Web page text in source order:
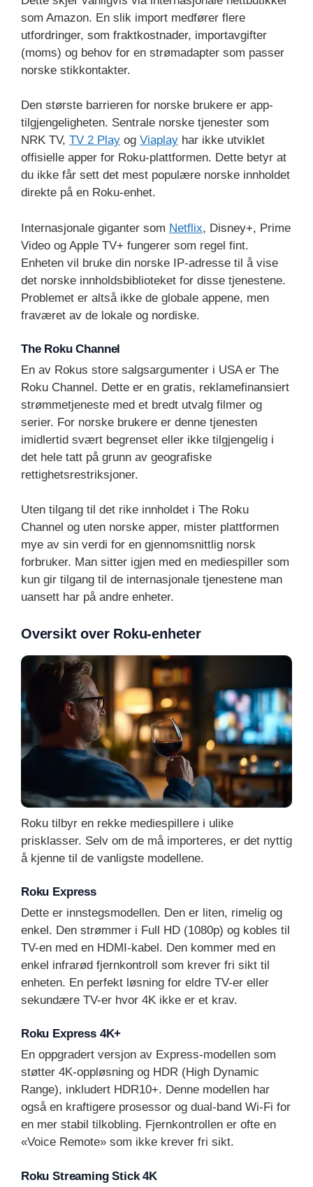
som Amazon. En slik import medfører flere
utfordringer, som fraktkostnader, importavgifter
(moms) og behov for en strømadapter som passer
norske stikkontakter.
Den største barrieren for norske brukere er app-
tilgjengeligheten. Sentrale norske tjenester som
NRK TV, TV 2 Play og Viaplay har ikke utviklet
offisielle apper for Roku-plattformen. Dette betyr at
du ikke får sett det mest populære norske innholdet
direkte på en Roku-enhet.
Internasjonale giganter som Netflix, Disney+, Prime
Video og Apple TV+ fungerer som regel fint.
Enheten vil bruke din norske IP-adresse til å vise
det norske innholdsbiblioteket for disse tjenestene.
Problemet er altså ikke de globale appene, men
fraværet av de lokale og nordiske.
The Roku Channel
En av Rokus store salgsargumenter i USA er The
Roku Channel. Dette er en gratis, reklamefinansiert
strømmetjeneste med et bredt utvalg filmer og
serier. For norske brukere er denne tjenesten
imidlertid svært begrenset eller ikke tilgjengelig i
det hele tatt på grunn av geografiske
rettighetsrestriksjoner.
Uten tilgang til det rike innholdet i The Roku
Channel og uten norske apper, mister plattformen
mye av sin verdi for en gjennomsnittlig norsk
forbruker. Man sitter igjen med en mediespiller som
kun gir tilgang til de internasjonale tjenestene man
uansett har på andre enheter.
Oversikt over Roku-enheter
Roku tilbyr en rekke mediespillere i ulike
prisklasser. Selv om de må importeres, er det nyttig
å kjenne til de vanligste modellene.
Roku Express
Dette er innstegsmodellen. Den er liten, rimelig og
enkel. Den strømmer i Full HD (1080p) og kobles til
TV-en med en HDMI-kabel. Den kommer med en
enkel infrarød fjernkontroll som krever fri sikt til
enheten. En perfekt løsning for eldre TV-er eller
sekundære TV-er hvor 4K ikke er et krav.
Roku Express 4K+
En oppgradert versjon av Express-modellen som
støtter 4K-oppløsning og HDR (High Dynamic
Range), inkludert HDR10+. Denne modellen har
også en kraftigere prosessor og dual-band Wi-Fi for
en mer stabil tilkobling. Fjernkontrollen er ofte en
«Voice Remote» som ikke krever fri sikt.
Roku Streaming Stick 4K